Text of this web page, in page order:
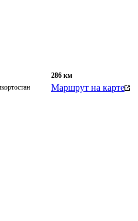
286 км
Маршрут на карте